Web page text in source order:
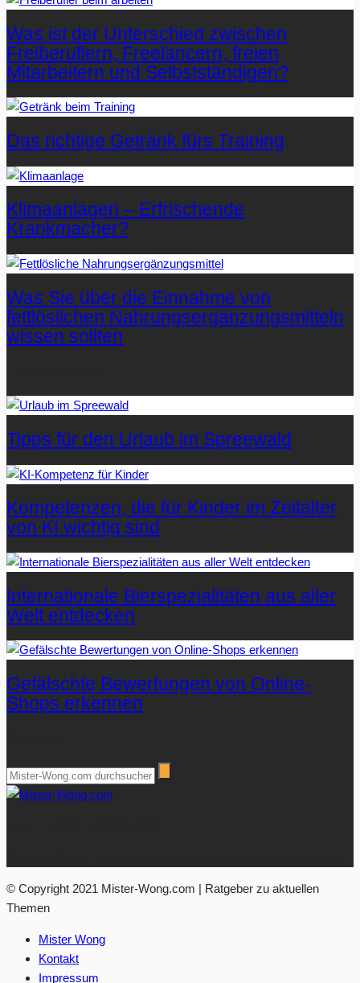
Was ist der Unterschied zwischen
Freiberuflern, Freelancern, freien
Mitarbeitern und Selbstständigen?
Das richtige Getränk fürs Training
Klimaanlagen – Erfrischende
Krankmacher?
Was Sie über die Einnahme von
fettlöslichen Nahrungsergänzungsmitteln
wissen sollten
Tipps für den Urlaub im Spreewald
Kompetenzen, die für Kinder im Zeitalter
von KI wichtig sind
Internationale Bierspezialitäten aus aller
Welt entdecken
Gefälschte Bewertungen von Online-
Shops erkennen
© Copyright 2021 Mister-Wong.com | Ratgeber zu aktuellen
Themen
Mister Wong
Kontakt
Impressum